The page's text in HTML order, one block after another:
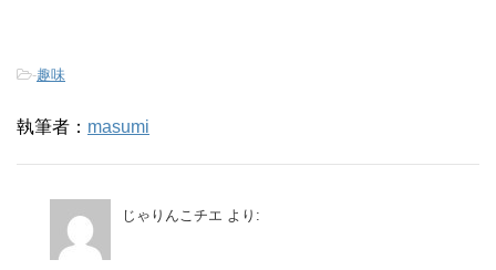
-趣味
執筆者： masumi
じゃりんこチエ より: